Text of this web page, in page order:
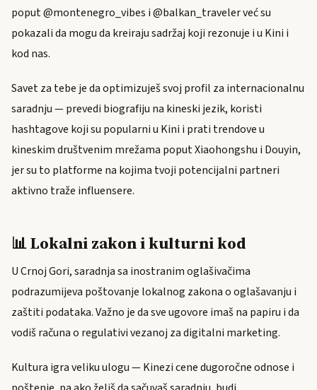
poput @montenegro_vibes i @balkan_traveler već su
pokazali da mogu da kreiraju sadržaj koji rezonuje i u Kini i
kod nas.
Savet za tebe je da optimizuješ svoj profil za internacionalnu
saradnju — prevedi biografiju na kineski jezik, koristi
hashtagove koji su popularni u Kini i prati trendove u
kineskim društvenim mrežama poput Xiaohongshu i Douyin,
jer su to platforme na kojima tvoji potencijalni partneri
aktivno traže influensere.
📊 Lokalni zakon i kulturni kod
U Crnoj Gori, saradnja sa inostranim oglašivačima
podrazumijeva poštovanje lokalnog zakona o oglašavanju i
zaštiti podataka. Važno je da sve ugovore imaš na papiru i da
vodiš računa o regulativi vezanoj za digitalni marketing.
Kultura igra veliku ulogu — Kinezi cene dugoročne odnose i